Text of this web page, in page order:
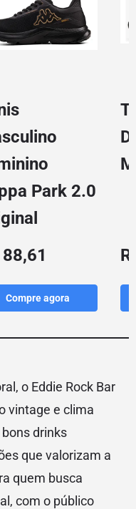
Park 2.0
Compre agora
o Eddie Rock Bar
vintage e clima
drinks
que valorizam a
quem busca
com o público